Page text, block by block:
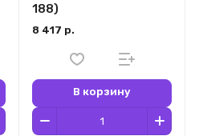
188)
8 417 р.
В корзину